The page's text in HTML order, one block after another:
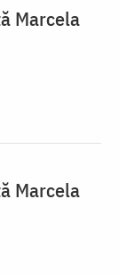
Marcela
Marcela